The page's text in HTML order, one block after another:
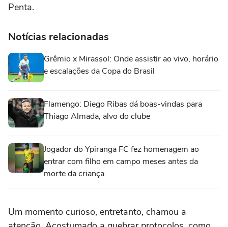
Penta.
Notícias relacionadas
Grêmio x Mirassol: Onde assistir ao vivo, horário
e escalações da Copa do Brasil
Flamengo: Diego Ribas dá boas-vindas para
Thiago Almada, alvo do clube
Jogador do Ypiranga FC fez homenagem ao
entrar com filho em campo meses antes da
morte da criança
Um momento curioso, entretanto, chamou a